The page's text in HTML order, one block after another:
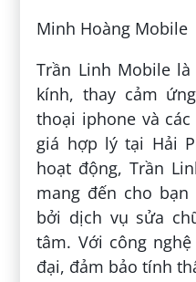
Minh Hoàng Mobile
Trần Linh Mobile
kính, thay cảm
thoại iphone và
giá hợp lý tại Hải
hoạt động, Trần
mang đến cho
bởi dịch vụ sửa
tâm. Với công
đại, đảm bảo tính